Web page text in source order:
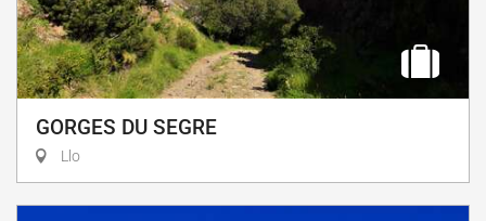
GORGES DU SEGRE
Llo